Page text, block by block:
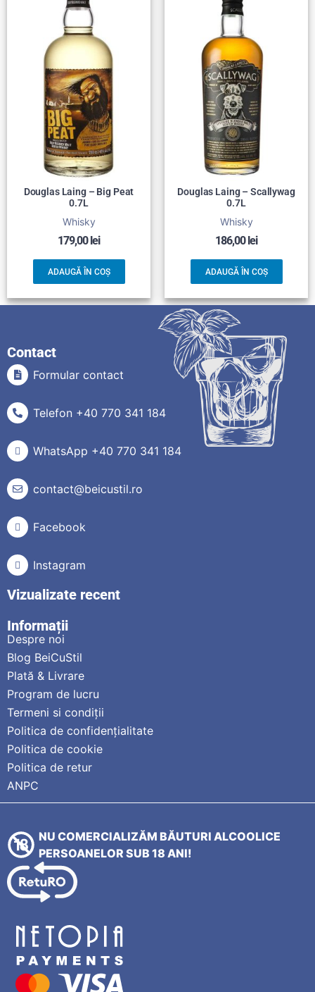
Douglas Laing – Big Peat
0.7L
Whisky
179,00lei
ADAUGĂ ÎN COȘ
Douglas Laing – Scallywag
0.7L
Whisky
186,00lei
ADAUGĂ ÎN COȘ
Contact
Formular contact
Telefon +40 770 341 184
WhatsApp +40 770 341 184
contact@beicustil.ro
Facebook
Instagram
Vizualizate recent
Informații
Despre noi
Blog BeiCuStil
Plată & Livrare
Program de lucru
Termeni si condiții
Politica de confidențialitate
Politica de cookie
Politica de retur
ANPC
NU COMERCIALIZĂM BĂUTURI ALCOOLICE
PERSOANELOR SUB 18 ANI!